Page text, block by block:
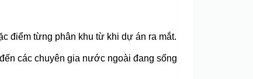
điểm từng phân khu từ khi dự án ra mắt.
các chuyên gia nước ngoài đang sống